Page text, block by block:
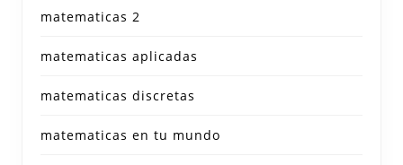
matematicas 2
matematicas aplicadas
matematicas discretas
matematicas en tu mundo